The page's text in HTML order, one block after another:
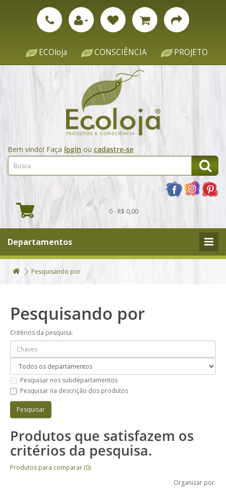
ECOloja CONSCIÊNCIA PROJETO
Bem vindo! Faça login ou cadastre-se
0 - R$ 0,00
Departamentos
Pesquisando por
Pesquisando por
Critérios da pesquisa:
Pesquisar nos subdepartamentos
Pesquisar na descrição dos produtos
Produtos que satisfazem os
critérios da pesquisa.
Produtos para comparar (0)
Organizar por: